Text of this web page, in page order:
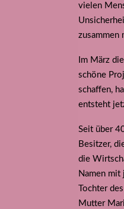
vielen
zusammen
Im März
schöne
schaffen,
entsteht
Seit über
Besitzer,
die
Namen mit
Tochter
Mutter